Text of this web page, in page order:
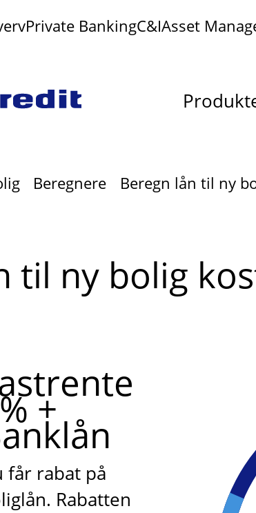
Private BankingC&IAsset
Beregnere Beregn lån til ny
til ny bolig
+
får rabat på
Rabatten